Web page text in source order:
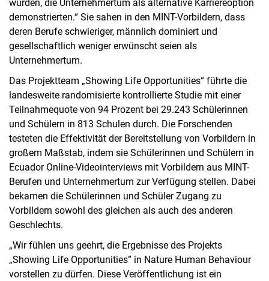
wurden, die Unternehmertum als alternative Karriereoption
demonstrierten.“ Sie sahen in den MINT-Vorbildern, dass
deren Berufe schwieriger, männlich dominiert und
gesellschaftlich weniger erwünscht seien als
Unternehmertum.
Das Projektteam „Showing Life Opportunities“ führte die
landesweite randomisierte kontrollierte Studie mit einer
Teilnahmequote von 94 Prozent bei 29.243 Schülerinnen
und Schülern in 813 Schulen durch. Die Forschenden
testeten die Effektivität der Bereitstellung von Vorbildern in
großem Maßstab, indem sie Schülerinnen und Schülern in
Ecuador Online-Videointerviews mit Vorbildern aus MINT-
Berufen und Unternehmertum zur Verfügung stellen. Dabei
bekamen die Schülerinnen und Schüler Zugang zu
Vorbildern sowohl des gleichen als auch des anderen
Geschlechts.
„Wir fühlen uns geehrt, die Ergebnisse des Projekts
„Showing Life Opportunities” in Nature Human Behaviour
vorstellen zu dürfen. Diese Veröffentlichung ist ein